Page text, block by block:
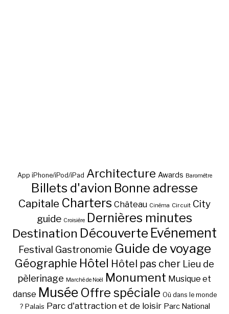
App iPhone/iPod/iPad Architecture Awards Baromètre
Billets d'avion Bonne adresse
Capitale Charters Château Cinéma Circuit City
guide Croisière Dernières minutes
Destination Découverte Evénement
Festival Gastronomie Guide de voyage
Géographie Hôtel Hôtel pas cher Lieu de
pèlerinage Marché de Noël Monument Musique et
danse Musée Offre spéciale Où dans le monde
? Palais Parc d'attraction et de loisir Parc National